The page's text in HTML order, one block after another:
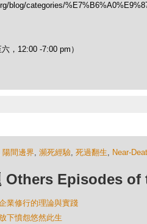
blog/categories/
，12:00 -7:00 pm）
陽間邊界, 瀕死經驗, 死過翻生, Near-
Others Episodes
業修行的理論與實踐
下憤怨悠然此生